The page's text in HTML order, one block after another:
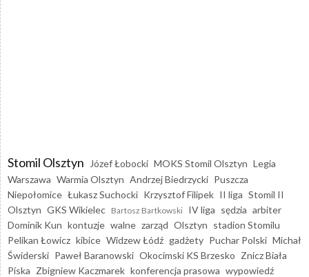
Stomil Olsztyn Józef Łobocki MOKS Stomil Olsztyn Legia
Warszawa Warmia Olsztyn Andrzej Biedrzycki Puszcza
Niepołomice Łukasz Suchocki Krzysztof Filipek II liga Stomil II
Olsztyn GKS Wikielec Bartosz Bartkowski IV liga sędzia arbiter
Dominik Kun kontuzje walne zarząd Olsztyn stadion Stomilu
Pelikan Łowicz kibice Widzew Łódź gadżety Puchar Polski Michał
Świderski Paweł Baranowski Okocimski KS Brzesko Znicz Biała
Piska Zbigniew Kaczmarek konferencja prasowa wypowiedź